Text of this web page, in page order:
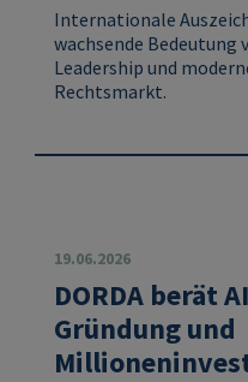
Internationale
wachsende
Leadership und
Rechtsmarkt.
19.06.2026
DORDA berät
Gründung und